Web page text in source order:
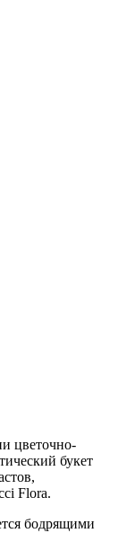
цветочно-
букет
Flora.
бодрящими